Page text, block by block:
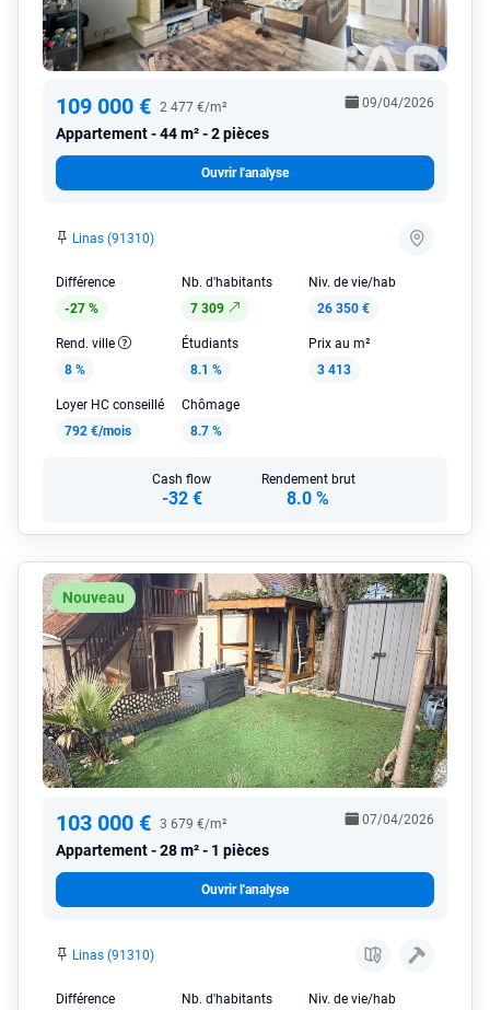
109 000 € 2 477 €/m²
Appartement 44 m² - 2 pièces
09/04/2026
Ouvrir l'analyse
Linas (91310)
Différence
-27 %
Nb. d'habitants
7 309
Niv. de vie/hab
26 350 €
Rend. ville
8 %
Étudiants
8.1 %
Prix au m²
3 413
Loyer HC conseillé
792 €/mois
Chômage
8.7 %
Cash flow
-32 €
Rendement brut
8.0 %
Nouveau
103 000 € 3 679 €/m²
Appartement 28 m² - 1 pièces
07/04/2026
Ouvrir l'analyse
Linas (91310)
Différence Nb. d'habitants Niv. de vie/hab